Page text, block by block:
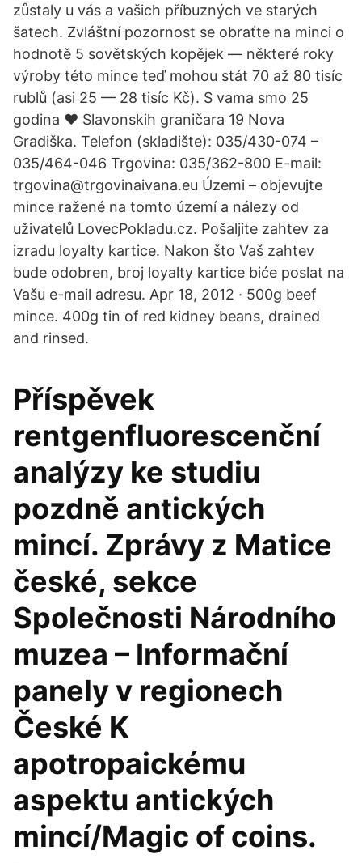
zůstaly u vás a vašich příbuzných ve starých
šatech. Zvláštní pozornost se obraťte na minci o
hodnotě 5 sovětských kopějek — některé roky
výroby této mince teď mohou stát 70 až 80 tisíc
rublů (asi 25 — 28 tisíc Kč). S vama smo 25
godina ♥ Slavonskih graničara 19 Nova
Gradiška. Telefon (skladište): 035/430-074 –
035/464-046 Trgovina: 035/362-800 E-mail:
trgovina@trgovinaivana.eu Územi – objevujte
mince ražené na tomto území a nálezy od
uživatelů LovecPokladu.cz. Pošaljite zahtev za
izradu loyalty kartice. Nakon što Vaš zahtev
bude odobren, broj loyalty kartice biće poslat na
Vašu e-mail adresu. Apr 18, 2012 · 500g beef
mince. 400g tin of red kidney beans, drained
and rinsed.
Příspěvek
rentgenfluorescenční
analýzy ke studiu
pozdně antických
mincí. Zprávy z Matice
české, sekce
Společnosti Národního
muzea – Informační
panely v regionech
České K
apotropaickému
aspektu antických
mincí/Magic of coins.